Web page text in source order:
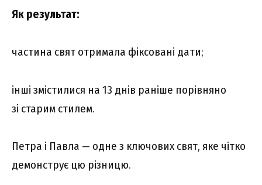
Як результат:
частина свят отримала фіксовані дати;
інші змістилися на 13 днів раніше порівняно
зі старим стилем.
Петра і Павла — одне з ключових свят, яке чітко
демонструє цю різницю.